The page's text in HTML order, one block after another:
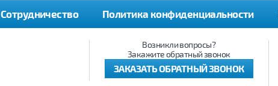
Сотрудничество Политика конфиденциальности
Возникли вопросы?
Закажите обратный звонок
ЗАКАЗАТЬ ОБРАТНЫЙ ЗВОНОК